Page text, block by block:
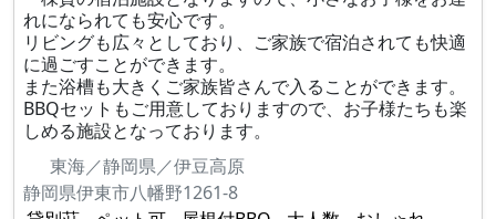
れになられても安心です。
リビングも広々としており、ご家族で宿泊されても快適
に過ごすことができます。
また浴槽も大きくご家族皆さんで入ることができます。
BBQセットもご用意しておりますので、お子様たちも楽
しめる施設となっております。
東海／静岡県／伊豆高原
静岡県伊東市八幡野1261-8